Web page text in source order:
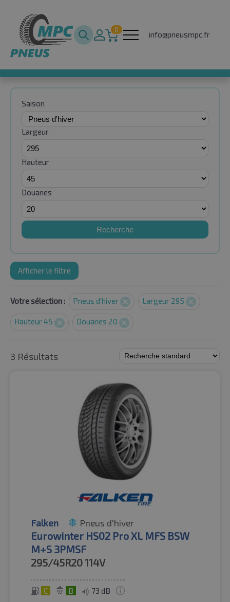
0
info@pneusmpc.fr
Saison
Largeur
Hauteur
Douanes
Recherche
Afficher le filtre
Votre sélection : Pneus d'hiver Largeur 295
Hauteur 45 Douanes 20
3 Résultats
Falken Pneus d'hiver
Eurowinter HS02 Pro XL MFS BSW
M+S 3PMSF
295/45R20114V
C B 73 dB